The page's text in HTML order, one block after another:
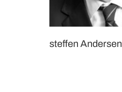
steffen Andersen